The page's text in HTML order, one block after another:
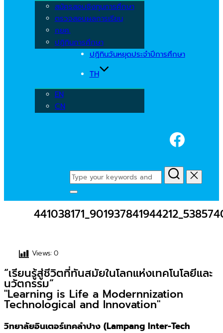
สมัครสอบชิงทุนการศึกษา
ตรวจสอบผลการเรียน
กยศ.
ปฏิทินการศึกษา
ปฏิทินวันหยุดประจำปีการศึกษา
TH
EN
CN
Search
for:
Toggle
&
Views:0
“เรียนรู้สู่ชีวิตที่ทันสมัยในโลกแห่งเทคโนโลยีและ
นวัตกรรม”
"Learning is Life a Modernnization
Technological and Innovation"
วิทยาลัยอินเตอร์เทคลำปาง (Lampang Inter-Tech